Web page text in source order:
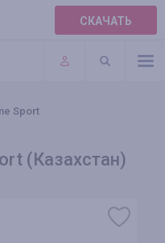
СКАЧАТЬ
Sport
(Казахстан)